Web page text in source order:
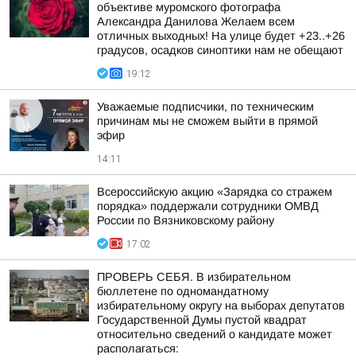
объективе муромского фотографа
Александра Данилова Желаем всем
отличных выходных! На улице будет +23..+26
градусов, осадков синоптики нам не обещают
19:12
Уважаемые подписчики, по техническим
причинам мы не сможем выйти в прямой
эфир
14:11
Всероссийскую акцию «Зарядка со стражем
порядка» поддержали сотрудники ОМВД
России по Вязниковскому району
17:02
ПРОВЕРЬ СЕБЯ. В избирательном
бюллетене по одномандатному
избирательному округу на выборах депутатов
Государственной Думы пустой квадрат
относительно сведений о кандидате может
располагаться: